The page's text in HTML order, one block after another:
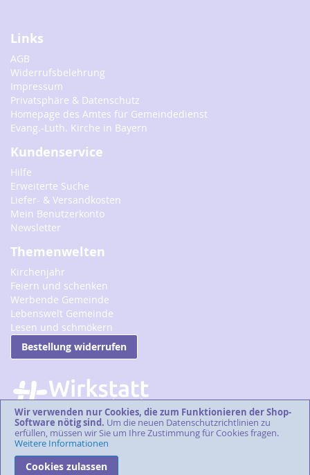
Wir verwenden nur Cookies, die zum Funktionieren der Shop-
Software nötig sind. Um die neuen Datenschutzrichtlinien zu
erfüllen, müssen wir Sie um Ihre Zustimmung für Cookies fragen.
Weitere Informationen
Cookies zulassen
Links
AGB
Widerrufsbelehrung
Impressum
Privatsphäre & Datenschutz
Homepage des Amtes für Gemeindedienst
Evang.-Luth. Kirche in Bayern
Kundenservice
Hilfe
Erweiterte Suche
Liefer- & Versandkosten
Mein Benutzerkonto
Newsletter
Themenwelten
Kirchenjahr
Feiern und schenken
Werbende Gemeinde
Lebenswelt Gemeinde
Lesen und schmökern
Bestellung widerrufen